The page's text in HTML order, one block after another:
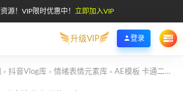
源！VIP限时优惠中！ 立即加入VIP
升级VIP 登录
> 抖音Vlog库 > 情绪表情元素库 > AE模板 卡通二哈可爱表情花字弹幕元素